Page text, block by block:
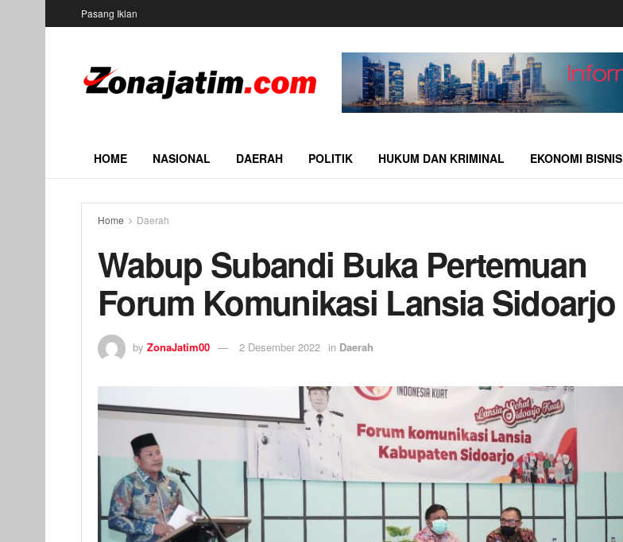
Pasang Iklan
HOME NASIONAL DAERAH POLITIK HUKUM DAN KRIMINAL EKONOMI BISNIS
Home Daerah
Wabup Subandi Buka Pertemuan
Forum Komunikasi Lansia Sidoarjo
by ZonaJatim00 2 Desember 2022 in Daerah